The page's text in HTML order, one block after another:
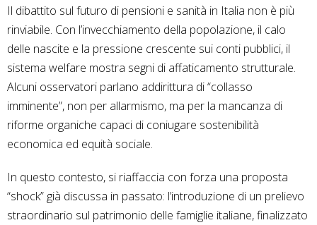
Il dibattito sul futuro di pensioni e sanità in Italia non è più
rinviabile. Con l’invecchiamento della popolazione, il calo
delle nascite e la pressione crescente sui conti pubblici, il
sistema welfare mostra segni di affaticamento strutturale.
Alcuni osservatori parlano addirittura di “collasso
imminente”, non per allarmismo, ma per la mancanza di
riforme organiche capaci di coniugare sostenibilità
economica ed equità sociale.
In questo contesto, si riaffaccia con forza una proposta
“shock” già discussa in passato: l’introduzione di un prelievo
straordinario sul patrimonio delle famiglie italiane, finalizzato